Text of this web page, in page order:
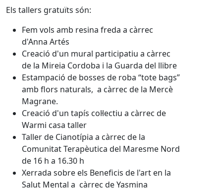
Els tallers gratuïts són:
Fem vols amb resina freda a càrrec
d'Anna Artés
Creació d'un mural participatiu a càrrec
de la Mireia Cordoba i la Guarda del llibre
Estampació de bosses de roba “tote bags”
amb flors naturals, a càrrec de la Mercè
Magrane.
Creació d'un tapís col·lectiu a càrrec de
Warmi casa taller
Taller de Cianotípia a càrrec de la
Comunitat Terapèutica del Maresme Nord
de 16 h a 16.30 h
Xerrada sobre els Beneficis de l'art en la
Salut Mental a càrrec de Yasmina